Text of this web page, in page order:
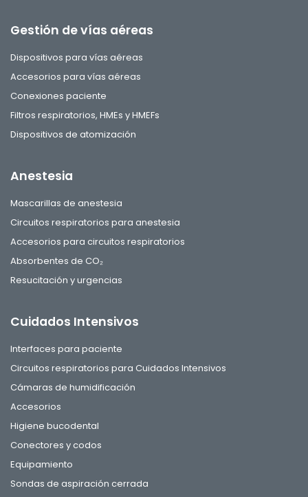
Gestión de vías aéreas
Dispositivos para vías aéreas
Accesorios para vías aéreas
Conexiones paciente
Filtros respiratorios, HMEs y HMEFs
Dispositivos de atomización
Anestesia
Mascarillas de anestesia
Circuitos respiratorios para anestesia
Accesorios para circuitos respiratorios
Absorbentes de CO₂
Resucitación y urgencias
Cuidados Intensivos
Interfaces para paciente
Circuitos respiratorios para Cuidados Intensivos
Cámaras de humidificación
Accesorios
Higiene bucodental
Conectores y codos
Equipamiento
Sondas de aspiración cerrada